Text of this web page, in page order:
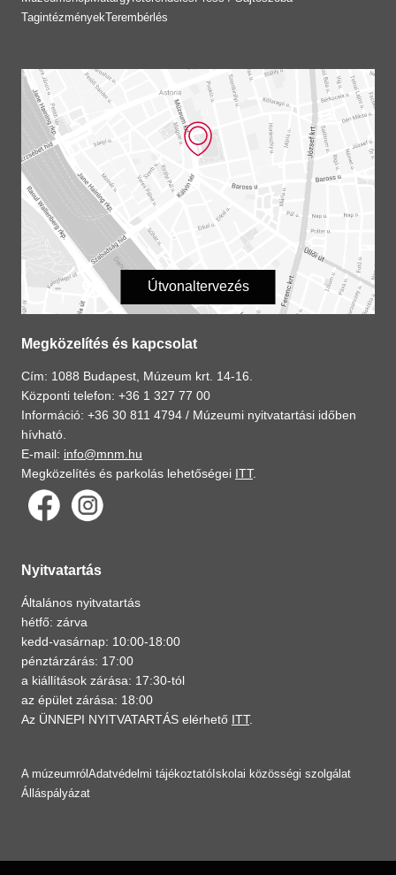
TagintézményekTerembérlés
Útvonaltervezés
Megközelítés és kapcsolat
Cím: 1088 Budapest, Múzeum krt. 14-16.
Központi telefon: +36 1 327 77 00
Információ: +36 30 811 4794 / Múzeumi nyitvatartási időben
hívható.
E-mail: info@mnm.hu
Megközelítés és parkolás lehetőségei ITT.
Nyitvatartás
Általános nyitvatartás
hétfő: zárva
kedd-vasárnap: 10:00-18:00
pénztárzárás: 17:00
a kiállítások zárása: 17:30-tól
az épület zárása: 18:00
Az ÜNNEPI NYITVATARTÁS elérhető ITT.
A múzeumról Adatvédelmi tájékoztató Iskolai közösségi szolgálat
Álláspályázat